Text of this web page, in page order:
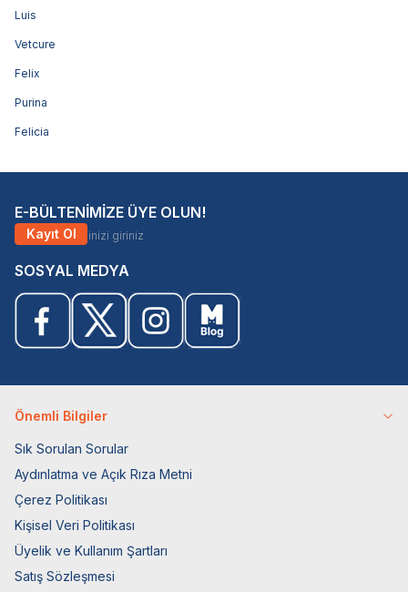
Luis
Vetcure
Felix
Purina
Felicia
E-BÜLTENİMİZE ÜYE OLUN!
Kayıt Ol
SOSYAL MEDYA
Önemli Bilgiler
Sık Sorulan Sorular
Aydınlatma ve Açık Rıza Metni
Çerez Politikası
Kişisel Veri Politikası
Üyelik ve Kullanım Şartları
Satış Sözleşmesi